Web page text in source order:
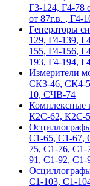
Г3-124, Г4-78
от 87г.в. , Г4-
Гeнepaтopы
129, Г4-139,
155, Г4-156,
193, Г4-194,
Измерители
СК3-46, СК4-
10, СЧВ-74
Комплексные
К2С-62, К2С-
С1-65, С1-67,
75, С1-76,
91, С1-92, С1-
С1-103, С1-